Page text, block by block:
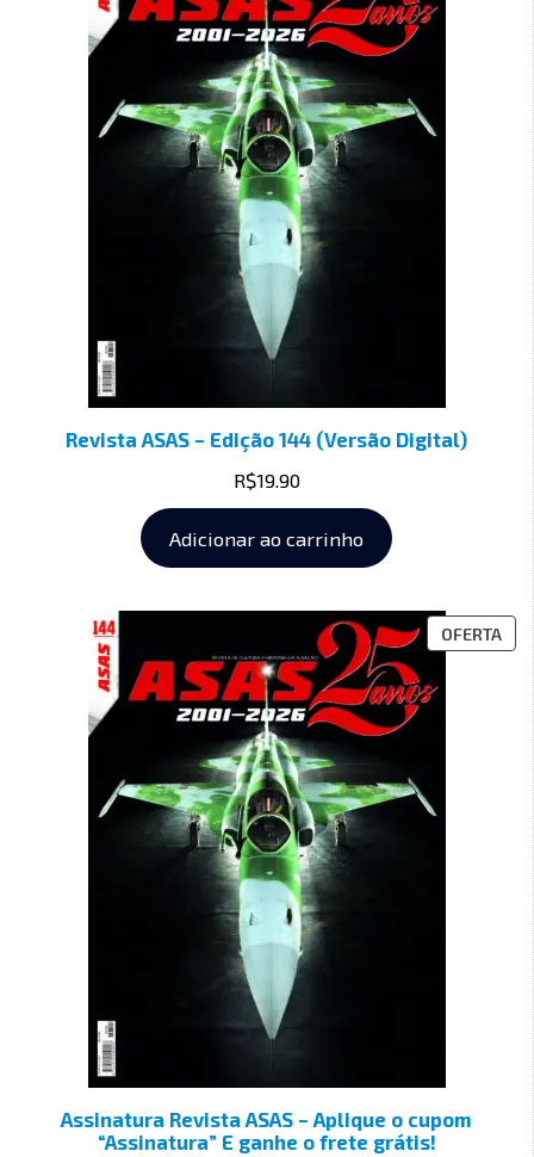
Revista ASAS – Edição 144 (Versão Digital)
R$19.90
Adicionar ao carrinho
OFERTA
Assinatura Revista ASAS – Aplique o cupom
“Assinatura” E ganhe o frete grátis!